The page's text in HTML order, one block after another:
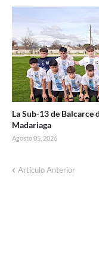
La Sub-13 de Balcarce
Madariaga
Agosto 05, 2026
Artículo Anterior